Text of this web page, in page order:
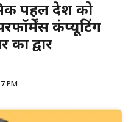
पहल देश को
कंप्यूटिंग
का द्वार
PM